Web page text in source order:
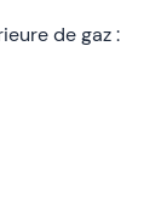
de gaz :